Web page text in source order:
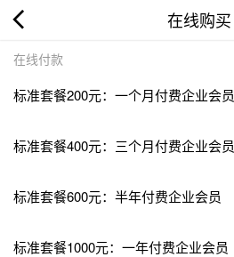
在线购买
在线付款
标准套餐200元：一个月付费企业会员
标准套餐400元：三个月付费企业会员
标准套餐600元：半年付费企业会员
标准套餐1000元：一年付费企业会员